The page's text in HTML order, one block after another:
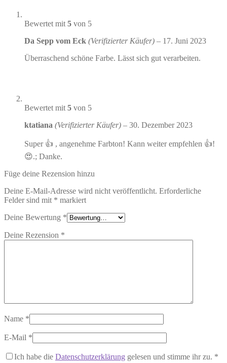
Bewertet mit 5 von 5
Da Sepp vom Eck (Verifizierter Käufer) – 17. Juni 2023
Überraschend schöne Farbe. Lässt sich gut verarbeiten.
Bewertet mit 5 von 5
ktatiana (Verifizierter Käufer) – 30. Dezember 2023
Super 👍 , angenehme Farbton! Kann weiter empfehlen 👍!
😍.; Danke.
Füge deine Rezension hinzu
Deine E-Mail-Adresse wird nicht veröffentlicht. Erforderliche
Felder sind mit * markiert
Deine Bewertung *
Deine Rezension *
Name *
E-Mail *
Ich habe die Datenschutzerklärung gelesen und stimme ihr zu. *